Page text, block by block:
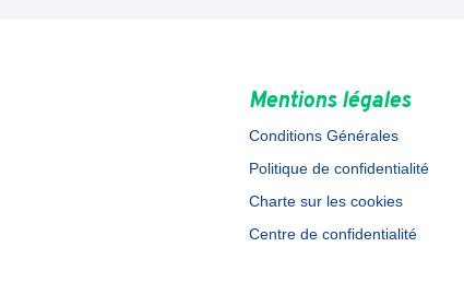
Mentions légales
Conditions Générales
Politique de confidentialité
Charte sur les cookies
Centre de confidentialité